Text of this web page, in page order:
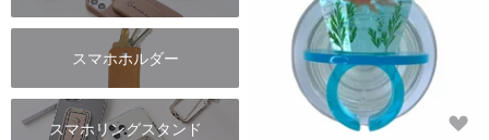
スマホホルダー
スマホリングスタンド